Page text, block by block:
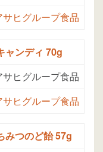
サヒグループ食品
ャンディ 70g
サヒグループ食品
サヒグループ食品
みつのど飴 57g